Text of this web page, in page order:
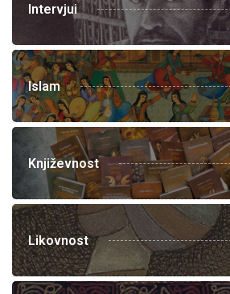
Intervjui
Islam
Književnost
Likovnost